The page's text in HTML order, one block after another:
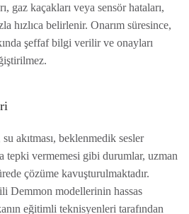
gaz kaçakları veya sensör hataları,
hızlıca belirlenir. Onarım süresince,
şeffaf bilgi verilir ve onayları
akıtması, beklenmedik sesler
tepki vermemesi gibi durumlar, uzman
çözüme kavuşturulmaktadır.
Demmon modellerinin hassas
eğitimli teknisyenleri tarafından